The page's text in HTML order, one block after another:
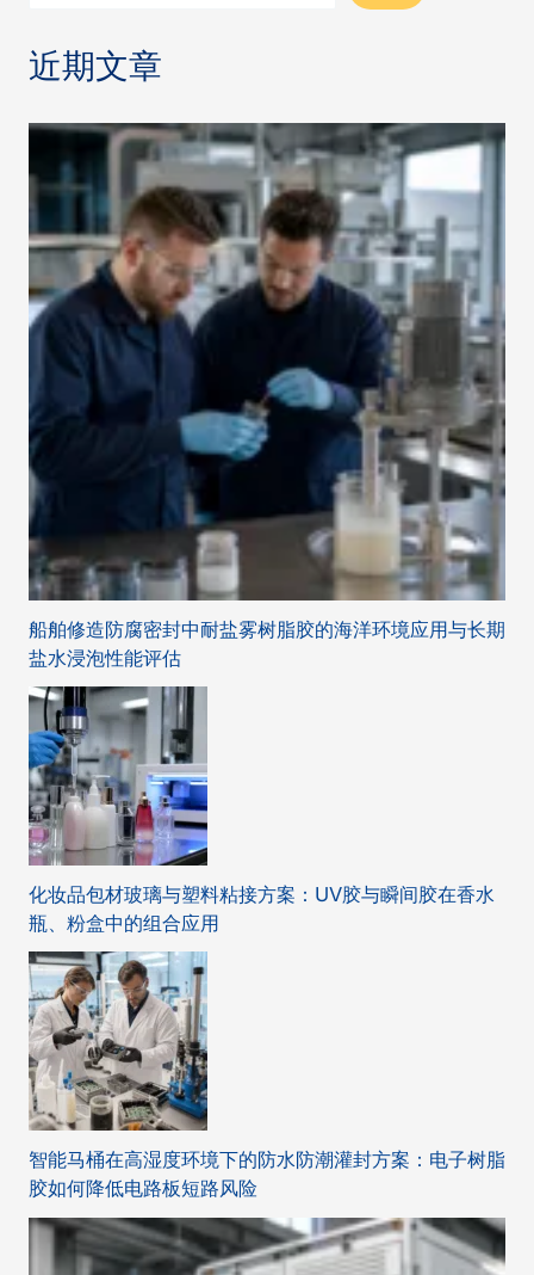
近期文章
船舶修造防腐密封中耐盐雾树脂胶的海洋环境应用与长期
盐水浸泡性能评估
化妆品包材玻璃与塑料粘接方案：UV胶与瞬间胶在香水
瓶、粉盒中的组合应用
智能马桶在高湿度环境下的防水防潮灌封方案：电子树脂
胶如何降低电路板短路风险